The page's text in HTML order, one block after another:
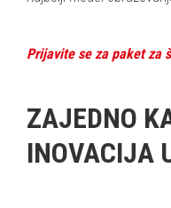
Prijavite se za paket za
ZAJEDNO
INOVACIJA